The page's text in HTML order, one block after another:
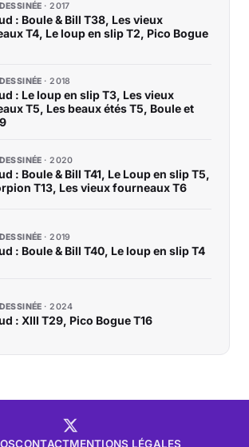
2017
: Boule & Bill T38, Les vieux
T4, Le loup en slip T2, Pico Bogue
2018
: Le loup en slip T3, Les vieux
T5, Les beaux étés T5, Boule et
2020
: Boule & Bill T41, Le Loup en slip T5,
T13, Les vieux fourneaux T6
2019
: Boule & Bill T40, Le loup en slip T4
2024
: XIII T29, Pico Bogue T16
CONTACTMENTIONS LÉGALES